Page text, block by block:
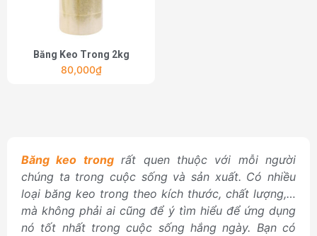
Băng Keo Trong 2kg
80,000₫
Băng keo trongrất quen thuộc với mỗi người
chúng ta trong cuộc sống và sản xuất. Có nhiều
loại băng keo trong theo kích thước, chất lượng,…
mà không phải ai cũng để ý tìm hiểu để ứng dụng
nó tốt nhất trong cuộc sống hắng ngày. Bạn có